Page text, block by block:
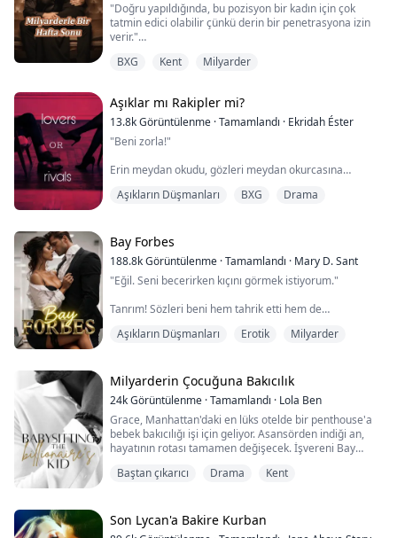
"Doğru yapıldığında, bu pozisyon bir kadın için çok
tatmin edici olabilir çünkü derin bir penetrasyona izin
verir."
kesik bir nefes ve küçük bir iç çekiş oluyor. O, alçak ve
Onun ucunu tekrar girişimde hissediyorum. Hafifçe
içeri itiyor ve bedenim yeniden canlanıyor. K...
BXG Kent Milyarder
Aşıklar mı Rakipler mi?
13.8kGörüntülenme ·Tamamlandı · Ekridah Éster
"Beni zorla!"
Erin meydan okudu, gözleri meydan okurcasına
etti. Onu yatağın üzerinde sıkıştırmış olduğunu fark
ettiğinde, içinden gelen arzuyu görmezden gelemedi.
Erin'in yumuşak ve ıslak nefesleri Braden'in gözlerini
Aşıkların Düşmanları BXG Drama
Bay Forbes
188.8kGörüntülenme ·Tamamlandı · Mary D. Sant
"Eğil. Seni becerirken kıçını görmek istiyorum."
Tanrım! Sözleri beni hem tahrik etti hem de
istediği gibi yapmaya çalışan biri.
zayıfladığını hissederek.
"Seçeneğin olduğunu düşündürdüysem özür dilerim,"
dedi, saçımı kavrayıp gövdemi iterek beni masasına
eğilmeye zorlamadan önce.
Aman tanrım....
Aşıkların Düşmanları Erotik Milyarder
Milyarderin Çocuğuna Bakıcılık
24kGörüntülenme ·Tamamlandı · Lola Ben
Grace, Manhattan'daki en lüks otelde bir penthouse'a
bebek bakıcılığı işi için geliyor. Asansörden indiği an,
hayatının rotası tamamen değişecek. İşvereni Bay
kasvetli bir havası var, yaklaşılması zor ve derin bir
Grace, Bay Powers'ın beş yaşındaki çocuğ...
Baştan çıkarıcı Drama Kent
Son Lycan'a Bakire Kurban